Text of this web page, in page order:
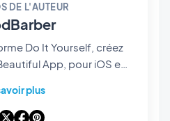
DE L'AUTEUR
Do It Yourself, créez
App, pour iOS et
depuis notre
mises à jour, publication
plus